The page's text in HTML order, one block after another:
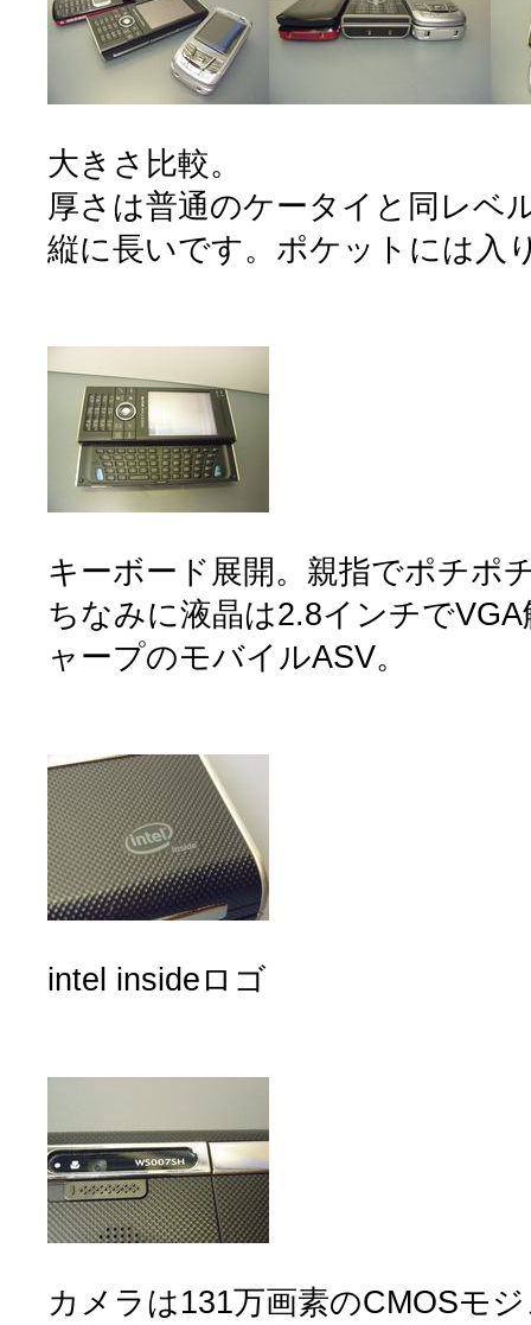
大きさ比較。
厚さは普通のケータイと同レベ
縦に長いです。ポケットには入
キーボード展開。親指でポチポ
ちなみに液晶は2.8インチで
ャープのモバイルASV。
intel insideロゴ
カメラは131万画素のCMOSモ